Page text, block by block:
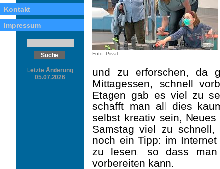
Kontakt
Impressum
Letzte Änderung
05.07.2026
Foto: Privat
und zu erforschen, da
Mittagessen, schnell
Etagen gab es viel zu
schafft man all dies
selbst kreativ sein,
Samstag viel zu
noch ein Tipp: im
zu lesen, so dass
vorbereiten kann.